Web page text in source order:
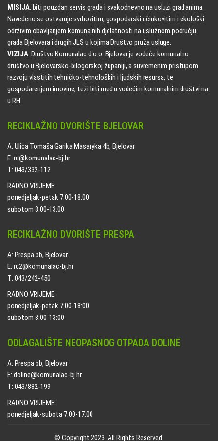
MISIJA: biti pouzdan servis grada i svakodnevno na usluzi građanima.
Navedeno se ostvaruje svrhovitim, gospodarski učinkovitim i ekološki
održivim obavljanjem komunalnih djelatnosti na uslužnom području
grada Bjelovara i drugih JLS u kojima Društvo pruža usluge.
VIZIJA: Društvo Komunalac d.o.o. Bjelovar je vodeće komunalno
društvo u Bjelovarsko-bilogorskoj županiji, a suvremenim pristupom
razvoju vlastitih tehničko-tehnoloških i ljudskih resursa, te
gospodarenjem imovine, teži biti među vodećim komunalnim društvima
u RH..
RECIKLAŽNO DVORIŠTE BJELOVAR
A: Ulica Tomaša Garika Masaryka 4b, Bjelovar
E: rd@komunalac-bj.hr
T: 043/332-112
RADNO VRIJEME:
ponedjeljak-petak 7:00-18:00
subotom 8:00-13:00
RECIKLAŽNO DVORIŠTE PRESPA
A: Prespa bb, Bjelovar
E: rd2@komunalac-bj.hr
T: 043/242-450
RADNO VRIJEME:
ponedjeljak-petak 7:00-18:00
subotom 8:00-13:00
ODLAGALIŠTE NEOPASNOG OTPADA DOLINE
A: Prespa bb, Bjelovar
E: doline@komunalac-bj.hr
T: 043/882-199
RADNO VRIJEME:
ponedjeljak-subota 7:00-17:00
© Copyright 2023. All Rights Reserved.